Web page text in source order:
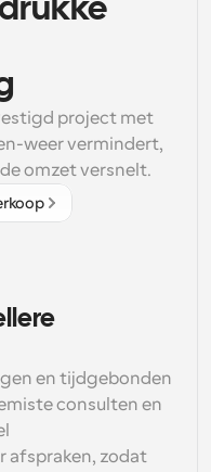
project met
weer vermindert,
omzet versnelt.
en tijdgebonden
consulten en
afspraken, zodat